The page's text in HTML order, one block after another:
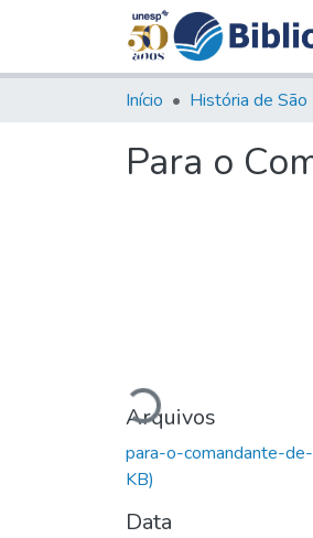
Início História de São
Para o
Carregando...
Arquivos
para-o-comandante-
KB)
Data